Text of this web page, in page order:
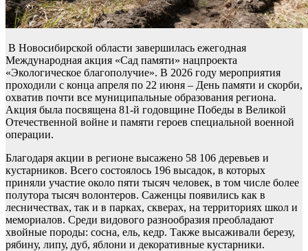
В Новосибирской области завершилась ежегодная
Международная акция «Сад памяти» нацпроекта
«Экологическое благополучие». В 2026 году мероприятия
проходили с конца апреля по 22 июня – День памяти и скорби,
охватив почти все муниципальные образования региона.
Акция была посвящена 81-й годовщине Победы в Великой
Отечественной войне и памяти героев специальной военной
операции.
Благодаря акции в регионе высажено 58 106 деревьев и
кустарников. Всего состоялось 196 высадок, в которых
приняли участие около пяти тысяч человек, в том числе более
полутора тысяч волонтеров. Саженцы появились как в
лесничествах, так и в парках, скверах, на территориях школ и
мемориалов. Среди видового разнообразия преобладают
хвойные породы: сосна, ель, кедр. Также высаживали березу,
рябину, липу, дуб, яблони и декоративные кустарники.